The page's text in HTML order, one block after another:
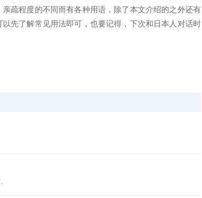
疏程度的不同而有各种用语，除了本文介绍的之外还有
先了解常见用法即可，也要记得，下次和日本人对话时
-